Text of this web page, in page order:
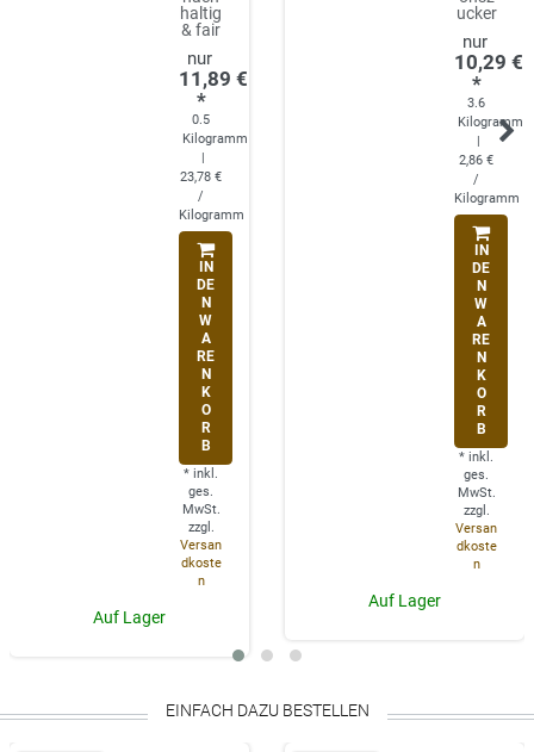
haltig
& fair
11,89 €
*
0.5
Kilogramm
|
23,78 €
/
Kilogramm
IN
DE
N
W
A
RE
N
K
O
R
B
* inkl.
ges.
MwSt.
zzgl.
Versan
dkoste
n
Auf Lager
ucker
10,29 €
*
3.6
Kilogramm
|
2,86 €
/
Kilogramm
IN
DE
N
W
A
RE
N
K
O
R
B
* inkl.
ges.
MwSt.
zzgl.
Versan
dkoste
n
Auf Lager
EINFACH DAZU BESTELLEN